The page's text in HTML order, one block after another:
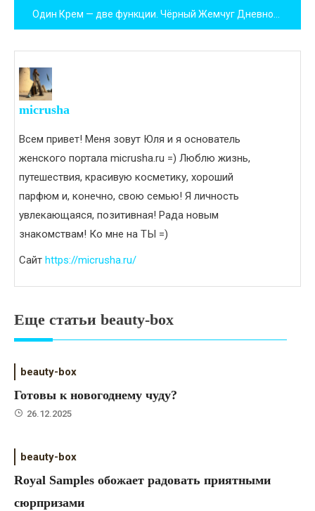
записям
micrusha
Всем привет! Меня зовут Юля и я основатель
женского портала micrusha.ru =) Люблю жизнь,
путешествия, красивую косметику, хороший
парфюм и, конечно, свою семью! Я личность
увлекающаяся, позитивная! Рада новым
знакомствам! Ко мне на ТЫ =)
Сайт https://micrusha.ru/
Еще статьи beauty-box
beauty-box
Готовы к новогоднему чуду?
26.12.2025
beauty-box
Royal Samples обожает радовать приятными
сюрпризами